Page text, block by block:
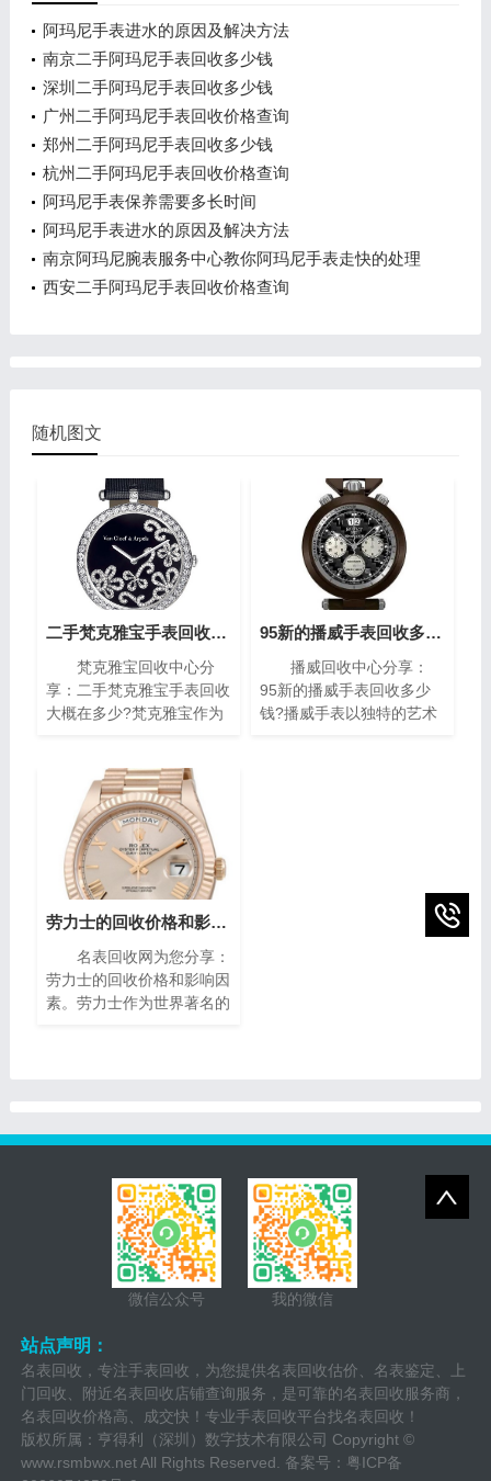
阿玛尼手表进水的原因及解决方法
南京二手阿玛尼手表回收多少钱
深圳二手阿玛尼手表回收多少钱
广州二手阿玛尼手表回收价格查询
郑州二手阿玛尼手表回收多少钱
杭州二手阿玛尼手表回收价格查询
阿玛尼手表保养需要多长时间
阿玛尼手表进水的原因及解决方法
南京阿玛尼腕表服务中心教你阿玛尼手表走快的处理
方法
西安二手阿玛尼手表回收价格查询
随机图文
二手梵克雅宝手表回收大概在多少?(梵克雅宝高价回收指南)
梵克雅宝回收中心分
享：二手梵克雅宝手表回收
大概在多少?梵克雅宝作为
量而闻名。对于那些拥有一
款梵克雅宝手表的人来说，
了解其回收价格是非常重要
的。本文将为您介绍二手梵
克雅宝手表回收的价格指
南，帮助您获取最高回收
价。
95新的播威手表回收多少钱?(高价回收指南)
播威回收中心分享：
95新的播威手表回收多少
钱?播威手表以独特的艺术
有一块95新的播威手表，
你可能会想知道它的回收价
劳力士的回收价格和影响因素(影响劳力士回收价格的因素)
名表回收网为您分享：
劳力士的回收价格和影响因
素。劳力士作为世界著名的
微信公众号 我的微信
站点声明：
名表回收，专注手表回收，为您提供名表回收估价、名表鉴定、上
门回收、附近名表回收店铺查询服务，是可靠的名表回收服务商，
名表回收价格高、成交快！专业手表回收平台找名表回收！
版权所属：亨得利（深圳）数字技术有限公司 Copyright ©
www.rsmbwx.netAll Rights Reserved. 备案号： 粤ICP备